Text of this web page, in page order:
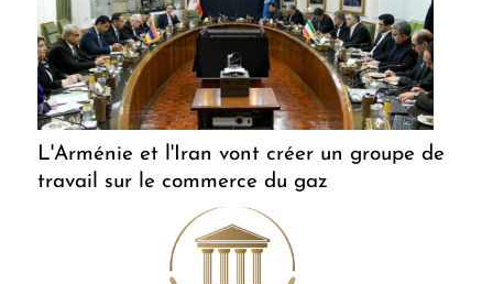
L'Arménie et l'Iran vont créer un groupe de
travail sur le commerce du gaz